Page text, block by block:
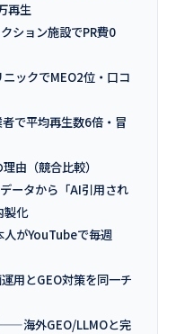
再生
ション施設でPR費0
ックでMEO2位・口コ
で平均再生数6倍・冒
由（競合比較）
ータから「AI引用され
製化
人がYouTubeで毎週
用とGEO対策を同一チ
海外GEO/LLMOと完